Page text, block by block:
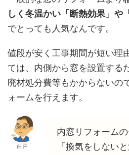
しく冬温かい「断熱効果」や
でとっても人気なんです。
値段が安く工事期間が短い理
ては、内側から窓を設置する
廃材処分費等もかからないの
ォームを行えます。
白戸
内窓リフォームの
「換気をしない